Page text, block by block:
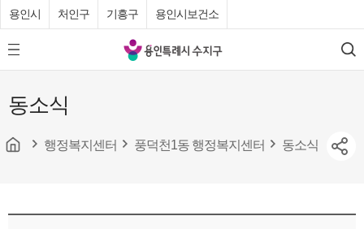
용인시 처인구 기흥구 용인시보건소
모
바
메
뉴
튼
용
인
수
청
검
색
동소식
행정복지센터 풍덕천1동 행정복지센터 동소식